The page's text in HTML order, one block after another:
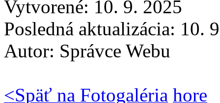
Vytvorené: 10. 9. 2025
Posledná aktualizácia: 10.
Autor: Správce Webu
<Späť na Fotogaléria hore